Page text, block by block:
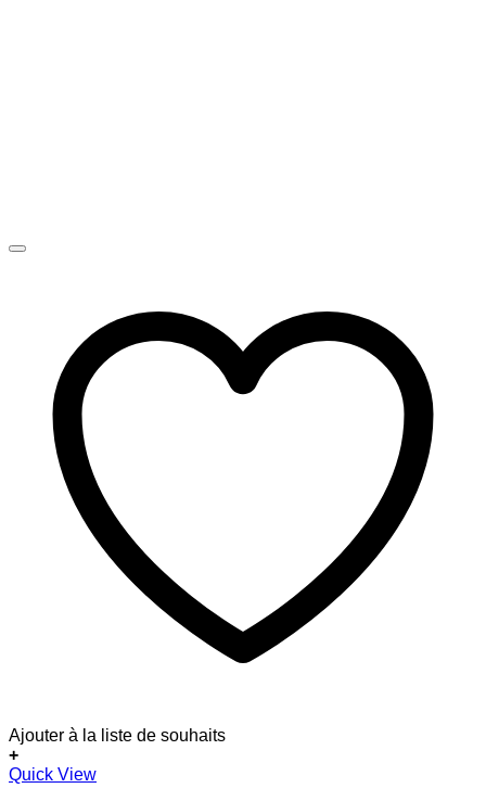
Ajouter à la liste de souhaits
+
Quick View